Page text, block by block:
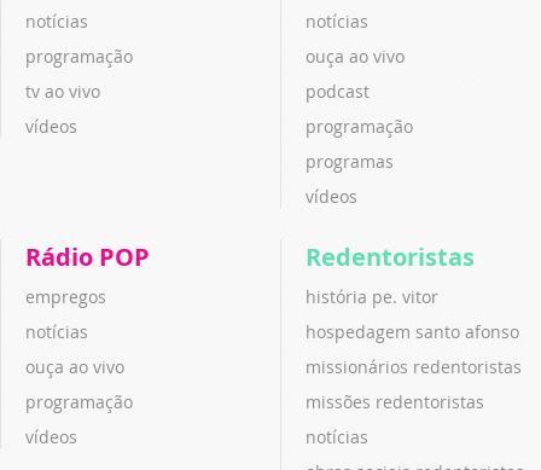
notícias
programação
tv ao vivo
vídeos
notícias
ouça ao vivo
podcast
programação
programas
vídeos
Rádio POP
empregos
notícias
ouça ao vivo
programação
vídeos
Redentoristas
história pe. vitor
hospedagem santo afonso
missionários redentoristas
missões redentoristas
notícias